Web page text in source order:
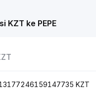
KZT ke PEPE
KZT